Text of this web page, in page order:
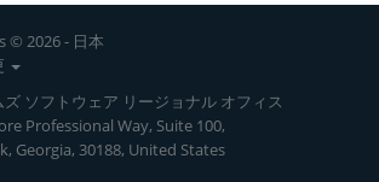
© 2026 - 日本
ソフトウェア リージョナル オフィス
Professional Way, Suite 100,
Georgia, 30188, United States